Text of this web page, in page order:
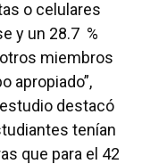
o celulares
y un 28.7 %
miembros
apropiado”,
destacó
tenían
que para el 42